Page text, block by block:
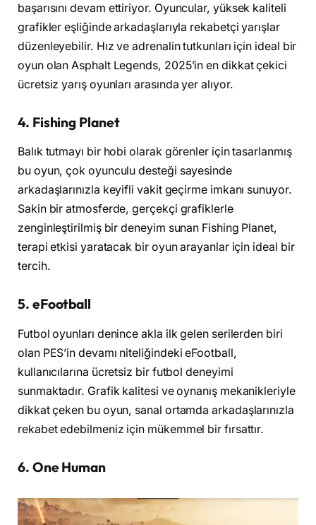
başarısını devam ettiriyor. Oyuncular, yüksek kaliteli
grafikler eşliğinde arkadaşlarıyla rekabetçi yarışlar
düzenleyebilir. Hız ve adrenalin tutkunları için ideal bir
oyun olan Asphalt Legends, 2025’in en dikkat çekici
ücretsiz yarış oyunları arasında yer alıyor.
4. Fishing Planet
Balık tutmayı bir hobi olarak görenler için tasarlanmış
bu oyun, çok oyunculu desteği sayesinde
arkadaşlarınızla keyifli vakit geçirme imkanı sunuyor.
Sakin bir atmosferde, gerçekçi grafiklerle
zenginleştirilmiş bir deneyim sunan Fishing Planet,
terapi etkisi yaratacak bir oyun arayanlar için ideal bir
tercih.
5. eFootball
Futbol oyunları denince akla ilk gelen serilerden biri
olan PES’in devamı niteliğindeki eFootball,
kullanıcılarına ücretsiz bir futbol deneyimi
sunmaktadır. Grafik kalitesi ve oynanış mekanikleriyle
dikkat çeken bu oyun, sanal ortamda arkadaşlarınızla
rekabet edebilmeniz için mükemmel bir fırsattır.
6. One Human